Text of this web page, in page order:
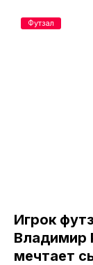
Игрок
Владимир
мечтает
Футзал